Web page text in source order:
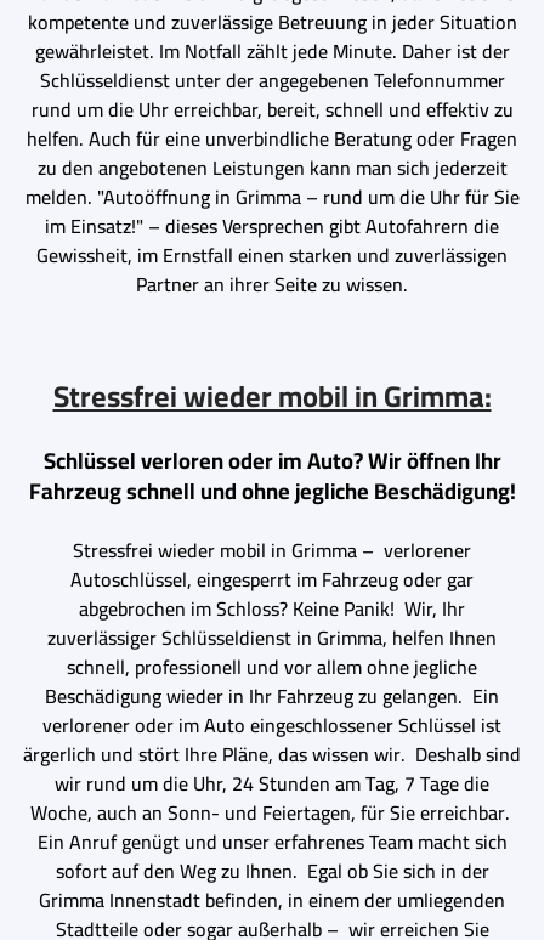
kompetente und zuverlässige Betreuung in jeder Situation
gewährleistet. Im Notfall zählt jede Minute. Daher ist der
Schlüsseldienst unter der angegebenen Telefonnummer
rund um die Uhr erreichbar, bereit, schnell und effektiv zu
helfen. Auch für eine unverbindliche Beratung oder Fragen
zu den angebotenen Leistungen kann man sich jederzeit
melden. "Autoöffnung in Grimma – rund um die Uhr für Sie
im Einsatz!" – dieses Versprechen gibt Autofahrern die
Gewissheit, im Ernstfall einen starken und zuverlässigen
Partner an ihrer Seite zu wissen.
Stressfrei wieder mobil in Grimma:
Schlüssel verloren oder im Auto? Wir öffnen Ihr
Fahrzeug schnell und ohne jegliche Beschädigung!
Stressfrei wieder mobil in Grimma – verlorener
Autoschlüssel, eingesperrt im Fahrzeug oder gar
abgebrochen im Schloss? Keine Panik! Wir, Ihr
zuverlässiger Schlüsseldienst in Grimma, helfen Ihnen
schnell, professionell und vor allem ohne jegliche
Beschädigung wieder in Ihr Fahrzeug zu gelangen. Ein
verlorener oder im Auto eingeschlossener Schlüssel ist
ärgerlich und stört Ihre Pläne, das wissen wir. Deshalb sind
wir rund um die Uhr, 24 Stunden am Tag, 7 Tage die
Woche, auch an Sonn- und Feiertagen, für Sie erreichbar.
Ein Anruf genügt und unser erfahrenes Team macht sich
sofort auf den Weg zu Ihnen. Egal ob Sie sich in der
Grimma Innenstadt befinden, in einem der umliegenden
Stadtteile oder sogar außerhalb – wir erreichen Sie